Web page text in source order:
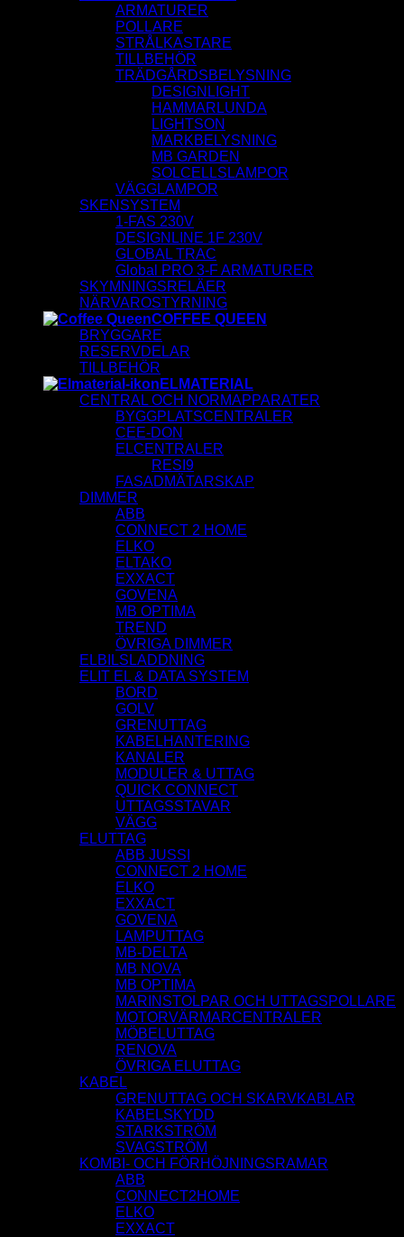
ARMATURER
POLLARE
STRÅLKASTARE
TILLBEHÖR
TRÄDGÅRDSBELYSNING
DESIGNLIGHT
HAMMARLUNDA
LIGHTSON
MARKBELYSNING
MB GARDEN
SOLCELLSLAMPOR
VÄGGLAMPOR
SKENSYSTEM
1-FAS 230V
DESIGNLINE 1F 230V
GLOBAL TRAC
Global PRO 3-F ARMATURER
SKYMNINGSRELÄER
NÄRVAROSTYRNING
COFFEE QUEEN
BRYGGARE
RESERVDELAR
TILLBEHÖR
ELMATERIAL
CENTRAL OCH NORMAPPARATER
BYGGPLATSCENTRALER
CEE-DON
ELCENTRALER
RESI9
FASADMÄTARSKAP
DIMMER
ABB
CONNECT 2 HOME
ELKO
ELTAKO
EXXACT
GOVENA
MB OPTIMA
TREND
ÖVRIGA DIMMER
ELBILSLADDNING
ELIT EL & DATA SYSTEM
BORD
GOLV
GRENUTTAG
KABELHANTERING
KANALER
MODULER & UTTAG
QUICK CONNECT
UTTAGSSTAVAR
VÄGG
ELUTTAG
ABB JUSSI
CONNECT 2 HOME
ELKO
EXXACT
GOVENA
LAMPUTTAG
MB-DELTA
MB NOVA
MB OPTIMA
MARINSTOLPAR OCH UTTAGSPOLLARE
MOTORVÄRMARCENTRALER
MÖBELUTTAG
RENOVA
ÖVRIGA ELUTTAG
KABEL
GRENUTTAG OCH SKARVKABLAR
KABELSKYDD
STARKSTRÖM
SVAGSTRÖM
KOMBI- OCH FÖRHÖJNINGSRAMAR
ABB
CONNECT2HOME
ELKO
EXXACT